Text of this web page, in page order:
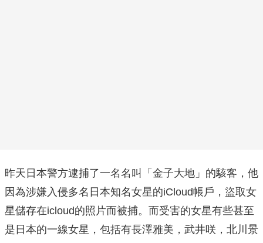
昨天日本警方逮捕了一名名叫「金子大地」的駭客，他
因為涉嫌入侵多名日本知名女星的iCloud帳戶，盜取女
星儲存在icloud的照片而被捕。而受害的女星有些甚至
是日本的一線女星，包括有長澤雅美，武井咲，北川景